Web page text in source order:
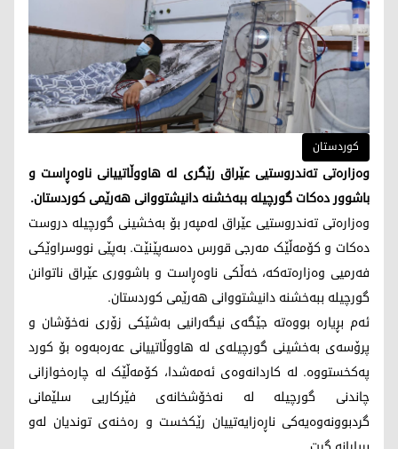
کوردستان
وەزارەتی تەندروستیی عێراق رێگری لە هاووڵاتییانی ناوەڕاست و
باشوور دەکات گورچیلە ببەخشنە دانیشتووانی هەرێمی کوردستان.
وەزارەتی تەندروستیی عێراق لەمپەر بۆ بەخشینی گورچیلە دروست
دەکات و کۆمەڵێک مەرجی قورس دەسەپێنێت. بەپێی نووسراوێکی
فەرمیی وەزارەتەکە، خەڵکی ناوەڕاست و باشووری عێراق ناتوانن
گورچیلە ببەخشنە دانیشتووانی هەرێمی کوردستان.
ئەم بڕیارە بووەتە جێگەی نیگەرانیی بەشێکی زۆری نەخۆشان و
پرۆسەی بەخشینی گورچیلەی لە هاووڵاتییانی عەرەبەوە بۆ کورد
پەکخستووە. لە کاردانەوەی ئەمەشدا، کۆمەڵێک لە چارەخوازانی
چاندنی گورچیلە لە نەخۆشخانەی فێرکاریی سلێمانی
گردبوونەوەیەکی ناڕەزایەتییان رێکخست و رەخنەی توندیان لەو